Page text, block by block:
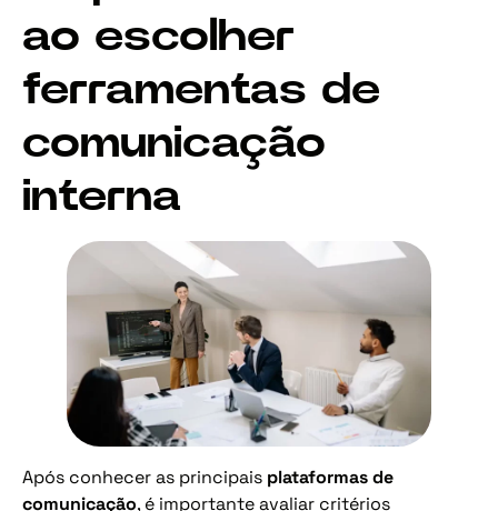
ao escolher
ferramentas de
comunicação
interna
Após conhecer as principais plataformas de
comunicação, é importante avaliar critérios